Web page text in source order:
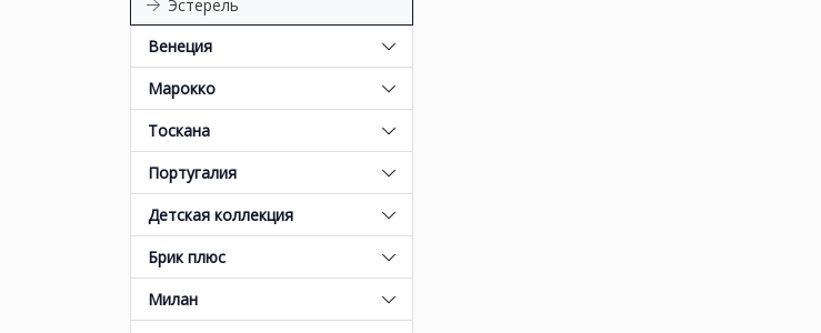
Эстерель
Венеция
Марокко
Тоскана
Португалия
Детская коллекция
Брик плюс
Милан